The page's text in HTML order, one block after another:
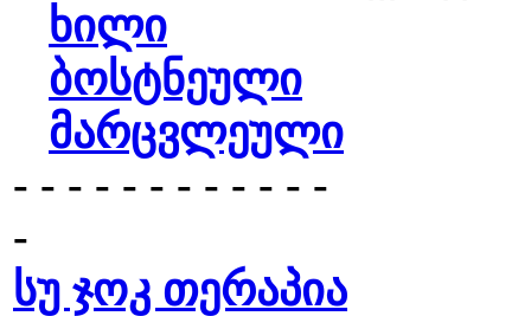
ხილი
ბოსტნეული
მარცვლეული
- - - - - - - - - - - -
-
სუ ჯოკ თერაპია